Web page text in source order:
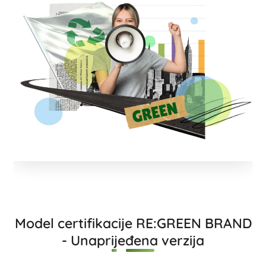
Model certifikacije RE:GREEN BRAND
- Unaprijeđena verzija